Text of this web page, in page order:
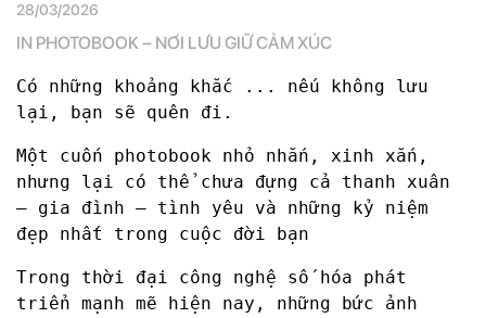
28/03/2026
IN PHOTOBOOK – NƠI LƯU GIỮ CẢM XÚC
Có những khoảng khắc ... nếu không lưu
lại, bạn sẽ quên đi.
Một cuốn photobook nhỏ nhắn, xinh xắn,
nhưng lại có thể chưa đựng cả thanh xuân
– gia đình – tình yêu và những kỷ niệm
đẹp nhất trong cuộc đời bạn
Trong thời đại công nghệ số hóa phát
triển mạnh mẽ hiện nay, những bức ảnh